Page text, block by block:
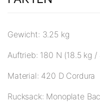
Gewicht: 3.25 kg
Auftrieb: 180 N (18.5 kg /
Material: 420 D Cordura
Rucksack: Monoplate